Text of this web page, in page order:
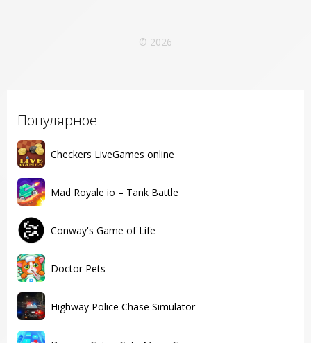
Популярное
Checkers LiveGames online
Mad Royale io – Tank Battle
Conway's Game of Life
Doctor Pets
Highway Police Chase Simulator
© 2026